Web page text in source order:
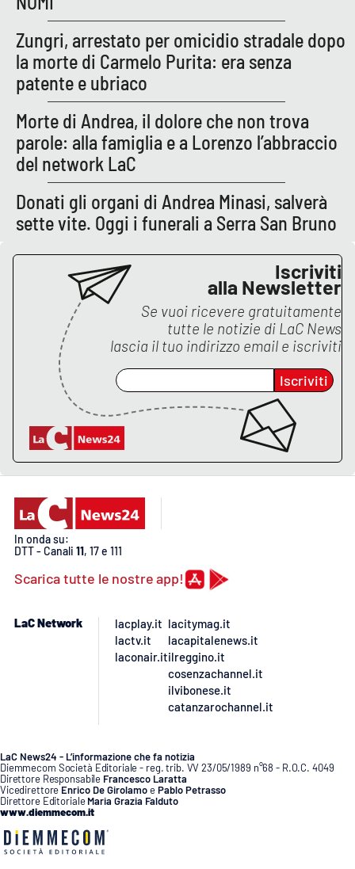
Ilreggino.it
Cosenzachannel.it
Ilvibonese.it
Catanzarochannel.it
Android
Zungri, arrestato per omicidio stradale dopo
la morte di Carmelo Purita: era senza
patente e ubriaco
Morte di Andrea, il dolore che non trova
parole: alla famiglia e a Lorenzo l’abbraccio
del network LaC
Donati gli organi di Andrea Minasi, salverà
sette vite. Oggi i funerali a Serra San Bruno
Iscriviti
alla Newsletter
Se vuoi ricevere gratuitamente
tutte le notizie di LaC News
lascia il tuo indirizzo email e iscriviti
Iscriviti
In onda su:
DTT - Canali 11, 17 e 111
Scarica tutte le nostre app!
LaC Network
lacplay.it
lactv.it
laconair.it
lacitymag.it
lacapitalenews.it
ilreggino.it
cosenzachannel.it
ilvibonese.it
catanzarochannel.it
LaC News24 - L’informazione che fa notizia
Diemmecom Società Editoriale - reg. trib. VV 23/05/1989 n°68 - R.O.C. 4049
Direttore Responsabile Francesco Laratta
Vicedirettore Enrico De GirolamoePablo Petrasso
Direttore Editoriale Maria Grazia Falduto
www.diemmecom.it